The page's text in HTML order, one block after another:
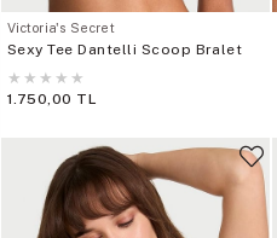
Victoria's Secret
Sexy Tee Dantelli Scoop Bralet
★ ★ ★ ★ ★
1.750,00 TL